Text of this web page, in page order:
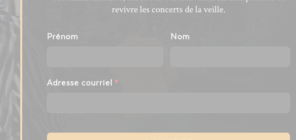
revivre les concerts de la veille.
Prénom Nom
Adresse courriel *